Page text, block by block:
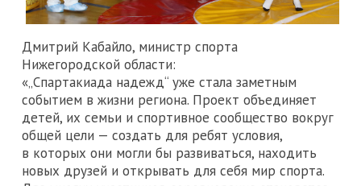
Дмитрий Кабайло, министр спорта
Нижегородской области:
«„Спартакиада надежд“ уже стала заметным
событием в жизни региона. Проект объединяет
детей, их семьи и спортивное сообщество вокруг
общей цели — создать для ребят условия,
в которых они могли бы развиваться, находить
новых друзей и открывать для себя мир спорта.